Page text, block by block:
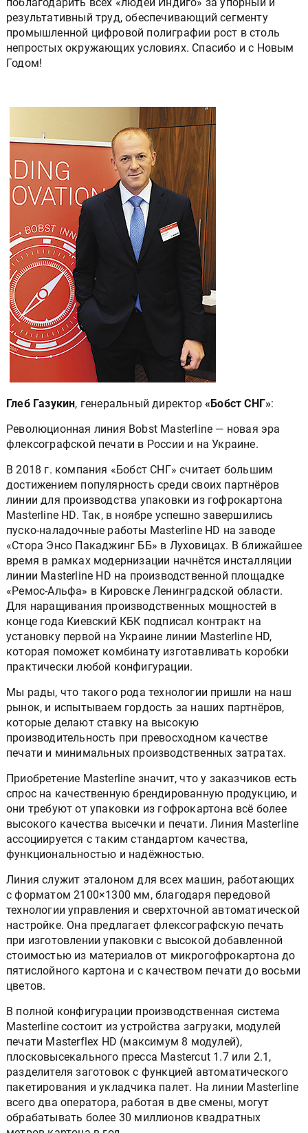
результативный труд, обеспечивающий сегменту
промышленной цифровой полиграфии рост в столь
непростых окружающих условиях. Спасибо и с Новым
Годом!
Глеб Газукин, генеральный директор«Бобст СНГ»:
Революционная линия Bobst Masterline — новая эра
флексографской печати в России и на Украине.
В 2018 г. компания «Бобст СНГ» считает большим
достижением популярность среди своих партнёров
линии для производства упаковки из гофрокартона
Masterline HD. Так, в ноябре успешно завершились
пуско-наладочные работы Masterline HD на заводе
«Стора Энсо Пакаджинг ББ» в Луховицах. В ближайшее
время в рамках модернизации начнётся инсталляции
линии Masterline HD на производственной площадке
«Ремос-Альфа» в Кировске Ленинградской области.
Для наращивания производственных мощностей в
конце года Киевский КБК подписал контракт на
установку первой на Украине линии Masterline HD,
которая поможет комбинату изготавливать коробки
практически любой конфигурации.
Мы рады, что такого рода технологии пришли на наш
рынок, и испытываем гордость за наших партнёров,
которые делают ставку на высокую
производительность при превосходном качестве
печати и минимальных производственных затратах.
Приобретение Masterline значит, что у заказчиков есть
спрос на качественную брендированную продукцию, и
они требуют от упаковки из гофрокартона всё более
высокого качества высечки и печати. Линия Masterline
ассоциируется с таким стандартом качества,
функциональностью и надёжностью.
Линия служит эталоном для всех машин, работающих
с форматом 2100×1300 мм, благодаря передовой
технологии управления и сверхточной автоматической
настройке. Она предлагает флексографскую печать
при изготовлении упаковки с высокой добавленной
стоимостью из материалов от микрогофрокартона до
пятислойного картона и с качеством печати до восьми
цветов.
В полной конфигурации производственная система
Masterline состоит из устройства загрузки, модулей
печати Masterflex HD (максимум 8 модулей),
плосковысекального пресса Mastercut 1.7 или 2.1,
разделителя заготовок с функцией автоматического
пакетирования и укладчика палет. На линии Masterline
всего два оператора, работая в две смены, могут
обрабатывать более 30 миллионов квадратных